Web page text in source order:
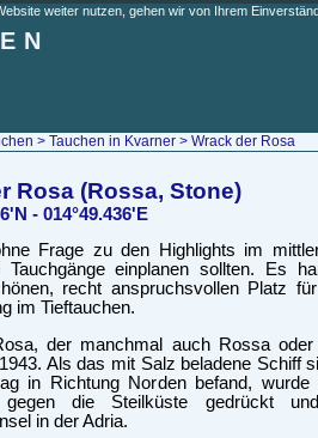
weiter nutzen, gehen wir von Ihrem
> Tauchen in Kvarner > Wrack der Rosa
Rosa (Rossa, Stone)
- 014°49.436'E
Frage zu den Highlights im
Tauchgänge einplanen sollten. Es
recht anspruchsvollen Platz
im Tieftauchen.
der manchmal auch Rossa
Als das mit Salz beladene Schiff
in Richtung Norden befand,
gegen die Steilküste gedrückt
in der Adria.